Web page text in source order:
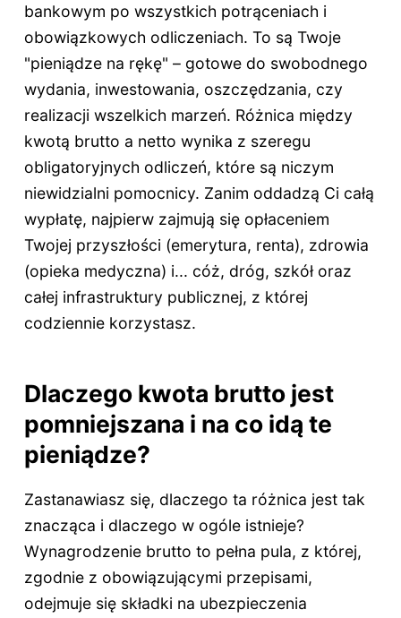
bankowym po wszystkich potrąceniach i
obowiązkowych odliczeniach. To są Twoje
"pieniądze na rękę" – gotowe do swobodnego
wydania, inwestowania, oszczędzania, czy
realizacji wszelkich marzeń. Różnica między
kwotą brutto a netto wynika z szeregu
obligatoryjnych odliczeń, które są niczym
niewidzialni pomocnicy. Zanim oddadzą Ci całą
wypłatę, najpierw zajmują się opłaceniem
Twojej przyszłości (emerytura, renta), zdrowia
(opieka medyczna) i... cóż, dróg, szkół oraz
całej infrastruktury publicznej, z której
codziennie korzystasz.
Dlaczego kwota brutto jest
pomniejszana i na co idą te
pieniądze?
Zastanawiasz się, dlaczego ta różnica jest tak
znacząca i dlaczego w ogóle istnieje?
Wynagrodzenie brutto to pełna pula, z której,
zgodnie z obowiązującymi przepisami,
odejmuje się składki na ubezpieczenia